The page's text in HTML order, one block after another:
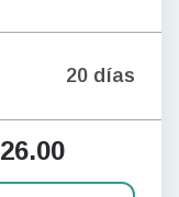
20 días
26.00